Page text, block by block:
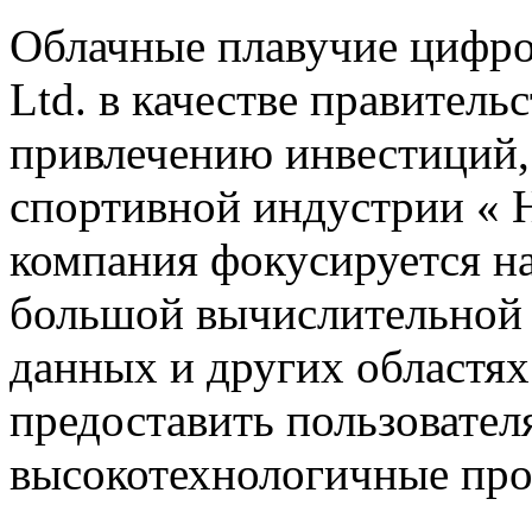
Облачные плавучие
Ltd. в качестве
привлечению
спортивной индустрии «
компания фокусируется
большой
данных и других
предоставить
высокотехнологичные